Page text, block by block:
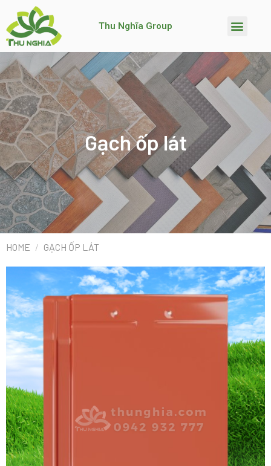
Thu Nghĩa Group
Gạch ốp lát
HOME / GẠCH ỐP LÁT